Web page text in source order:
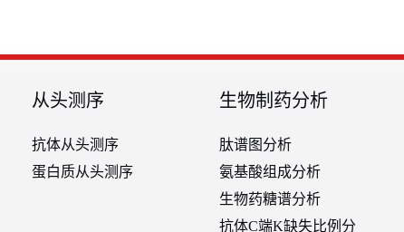
从头测序
抗体从头测序
蛋白质从头测序
生物制药分析
肽谱图分析
氨基酸组成分析
生物药糖谱分析
抗体C端K缺失比例分